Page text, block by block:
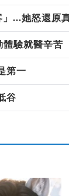
...她怒還原
體驗就醫辛苦
第一
谷